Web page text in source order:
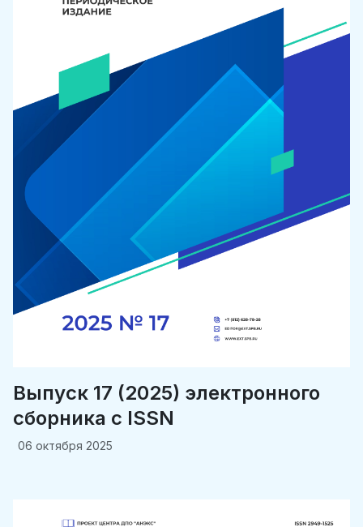
Выпуск 17 (2025) электронного
сборника c ISSN
06 октября 2025